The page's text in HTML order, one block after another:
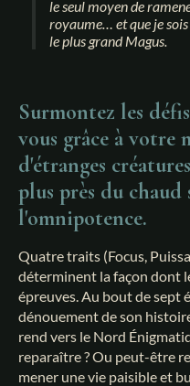
le seul moyen de
royaume… et que je
le plus grand Magus.
Surmontez les
vous grâce à votre
d'étranges
plus près du chaud
l'omnipotence.
Quatre traits (Focus,
déterminent la façon dont
épreuves. Au bout de sept
dénouement de son
rend vers le Nord
reparaître ? Ou peut-être
mener une vie paisible et